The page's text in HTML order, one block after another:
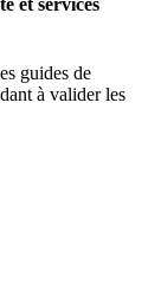
et services
guides de
à valider les